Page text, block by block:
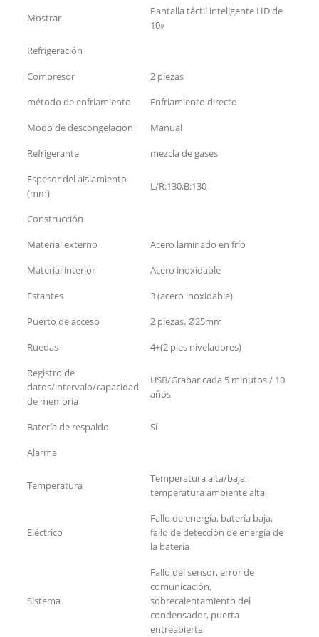
Mostrar
Pantalla táctil inteligente HD de
10»
Refrigeración
Compresor
2 piezas
método de enfriamiento
Enfriamiento directo
Modo de descongelación
Manual
Refrigerante
mezcla de gases
Espesor del aislamiento
(mm)
L/R:130,B:130
Construcción
Material externo
Acero laminado en frío
Material interior
Acero inoxidable
Estantes
3 (acero inoxidable)
Puerto de acceso
2 piezas. Ø25mm
Ruedas
4+(2 pies niveladores)
Registro de
datos/intervalo/capacidad
de memoria
USB/Grabar cada 5 minutos / 10
años
Batería de respaldo
Sí
Alarma
Temperatura
Temperatura alta/baja,
temperatura ambiente alta
Eléctrico
Fallo de energía, batería baja,
fallo de detección de energía de
la batería
Sistema
Fallo del sensor, error de
comunicación,
sobrecalentamiento del
condensador, puerta
entreabierta